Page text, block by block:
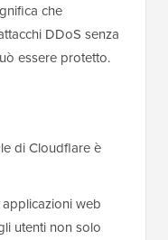
che
DDoS senza
essere protetto.
di Cloudflare è
web
utenti non solo